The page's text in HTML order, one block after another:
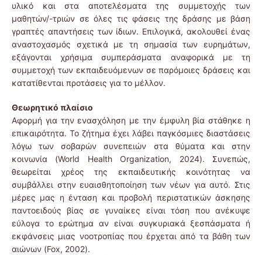
υλικό και στα αποτελέσματα της συμμετοχής των
μαθητών/-τριών σε όλες τις φάσεις της δράσης με βάση
γραπτές απαντήσεις των ίδιων. Επιλογικά, ακολουθεί ένας
αναστοχασμός σχετικά με τη σημασία των ευρημάτων,
εξάγονται χρήσιμα συμπεράσματα αναφορικά με τη
συμμετοχή των εκπαιδευόμενων σε παρόμοιες δράσεις και
κατατίθενται προτάσεις για το μέλλον.
Θεωρητικό πλαίσιο
Αφορμή για την ενασχόληση με την έμφυλη βία στάθηκε η
επικαιρότητα. Το ζήτημα έχει λάβει παγκόσμιες διαστάσεις
λόγω των σοβαρών συνεπειών στα θύματα και στην
κοινωνία (World Health Organization, 2024). Συνεπώς,
θεωρείται χρέος της εκπαιδευτικής κοινότητας να
συμβάλλει στην ευαισθητοποίηση των νέων για αυτό. Στις
μέρες μας η ένταση και προβολή περιστατικών άσκησης
παντοειδούς βίας σε γυναίκες είναι τόση που ανέκυψε
εύλογα το ερώτημα αν είναι συγκυριακά ξεσπάσματα ή
εκφάνσεις μιας νοοτροπίας που έρχεται από τα βάθη των
αιώνων (Fox, 2002).